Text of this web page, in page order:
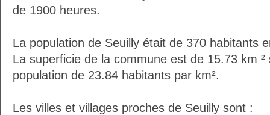
de 1900 heures.
La population de Seuilly était de 370 habitants
La superficie de la commune est de 15.73 km
population de 23.84 habitants par km².
Les villes et villages proches de Seuilly sont :